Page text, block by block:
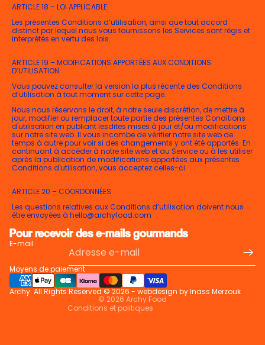
ARTICLE 18 – LOI APPLICABLE
Les présentes Conditions d’utilisation, ainsi que tout accord
distinct par lequel nous vous fournissons les Services sont régis et
interprétés en vertu des lois.
ARTICLE 19 – MODIFICATIONS APPORTÉES AUX CONDITIONS
D’UTILISATION
Vous pouvez consulter la version la plus récente des Conditions
d’utilisation à tout moment sur cette page.
Nous nous réservons le droit, à notre seule discrétion, de mettre à
jour, modifier ou remplacer toute partie des présentes Conditions
d'utilisation en publiant lesdites mises à jour et/ou modifications
sur notre site web. Il vous incombe de vérifier notre site web de
temps à autre pour voir si des changements y ont été apportés. En
continuant à accéder à notre site web et au Service ou à les utiliser
après la publication de modifications apportées aux présentes
Conditions d'utilisation, vous acceptez celles-ci.
ARTICLE 20 – COORDONNÉES
Les questions relatives aux Conditions d’utilisation doivent nous
être envoyées à hello@archyfood.com
Pour recevoir des e-mails gourmands
E-mail
Moyens de paiement
Archy. All Rights Reserved © 2026 - webdesign by Inass Merzouk
© 2026 Archy Food
Conditions et politiques
Politique de confidentialité
Conditions générales de vente
Coordonnées
Politique de remboursement
Conditions d’utilisation
Politique d’expédition
Mentions légales